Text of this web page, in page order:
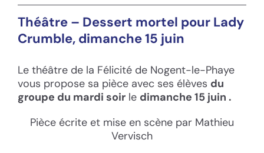
Théâtre – Dessert mortel pour Lady
Crumble, dimanche 15 juin
Le théâtre de la Félicité de Nogent-le-Phaye
vous propose sa pièce avec ses élèves du
groupe du mardi soir le dimanche 15 juin .
Pièce écrite et mise en scène par Mathieu
Vervisch